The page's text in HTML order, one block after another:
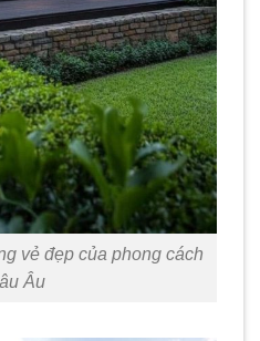
vẻ đẹp của phong cách
Âu